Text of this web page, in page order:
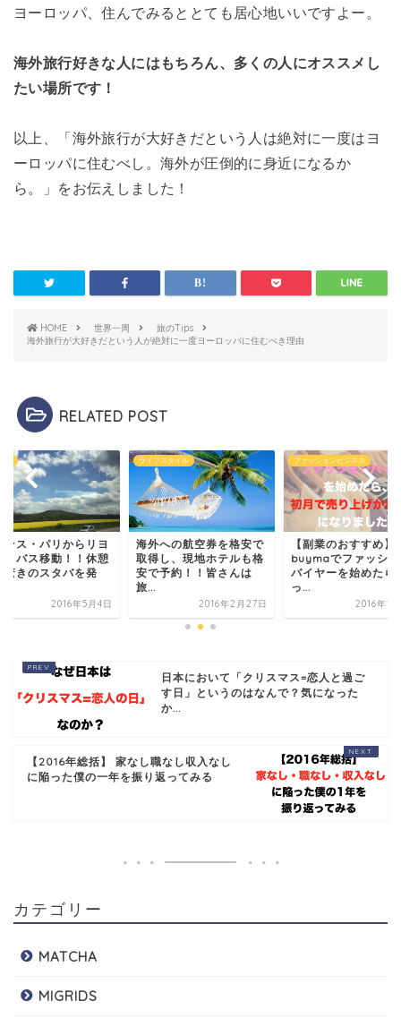
ヨーロッパ、住んでみるととても居心地いいですよー。
海外旅行好きな人にはもちろん、多くの人にオススメし
たい場所です！
以上、「海外旅行が大好きだという人は絶対に一度はヨ
ーロッパに住むべし。海外が圧倒的に身近になるか
ら。」をお伝えしました！
HOME 世界一周
旅のTips
海外旅行が大好きだという人が絶対に一度ヨーロッパに住むべき理由
RELATED POST
ンス・パリからリヨ
とバス移動！！休憩
驚きのスタバを発
2016年5月4日
ライフスタイル
海外への航空券を格安で
取得し、現地ホテルも格
安で予約！！皆さんは
旅...
2016年2月27日
ファッションビジネス
【副業のおすすめ】
buymaでファッシ
バイヤーを始めたら
っ...
2016年12
日本において「クリスマス=恋人と過ご
す日」というのはなんで？気になった
か...
【2016年総括】 家なし職なし収入なし
に陥った僕の一年を振り返ってみる
カテゴリー
MATCHA
MIGRIDS